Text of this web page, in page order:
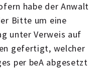
habe der Anwalt
Bitte um eine
unter Verweis auf
gefertigt, welcher
per beA abgesetzt